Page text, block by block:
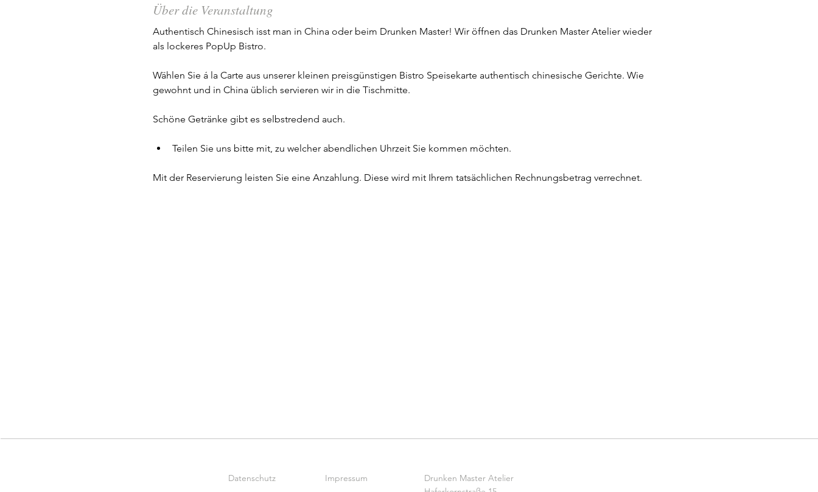
Über die Veranstaltung
Authentisch Chinesisch isst man in China oder beim Drunken Master! Wir öffnen das Drunken Master Atelier wieder
als lockeres PopUp Bistro.
Wählen Sie á la Carte aus unserer kleinen preisgünstigen Bistro Speisekarte authentisch chinesische Gerichte. Wie
gewohnt und in China üblich servieren wir in die Tischmitte.
Schöne Getränke gibt es selbstredend auch.
Teilen Sie uns bitte mit, zu welcher abendlichen Uhrzeit Sie kommen möchten.
Mit der Reservierung leisten Sie eine Anzahlung. Diese wird mit Ihrem tatsächlichen Rechnungsbetrag verrechnet.
Datenschutz Impressum
Drunken Master Atelier